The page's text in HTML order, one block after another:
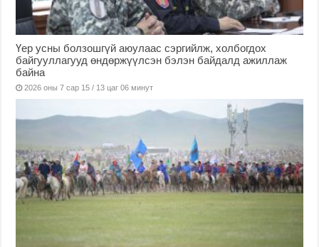
Үер усны болзошгүй аюулаас сэргийлж, холбогдох
байгууллагууд өндөржүүлсэн бэлэн байдалд ажиллаж
байна
2026 оны 7 сар 15 / 13 цаг 06 минут